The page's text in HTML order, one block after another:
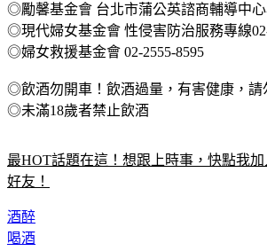
◎勵馨基金會 台北市蒲公英諮商輔導中心
◎現代婦女基金會 性侵害防治服務專線
◎婦女救援基金會 02-2555-8595
◎飲酒勿開車！飲酒過量，有害健康，請
◎未滿18歲者禁止飲酒
最HOT話題在這！想跟上時事，快點我
好友！
酒醉
喝酒